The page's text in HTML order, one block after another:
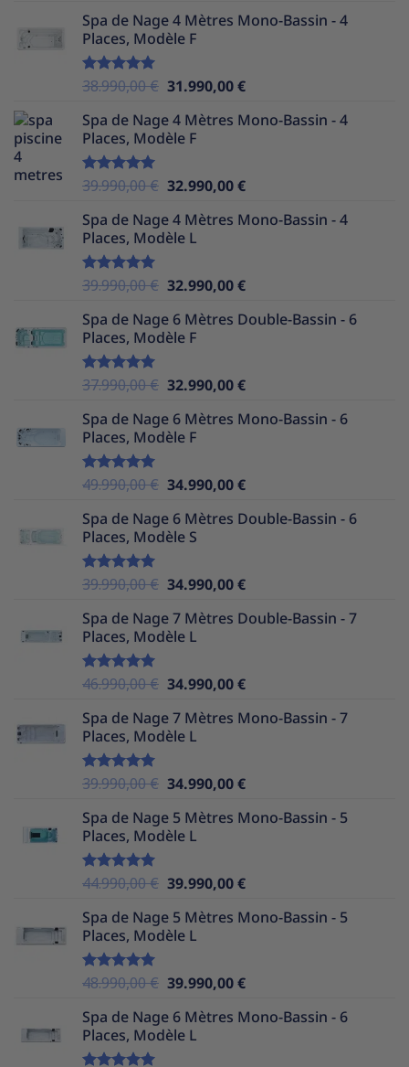
initial
était :
actuel
Spa de Nage 4 Mètres Mono-Bassin - 4
Places, Modèle F
Note5.00
38.990,00€ Le
initial
était :
31.990,00€Le
actuel
Spa de Nage 4 Mètres Mono-Bassin - 4
Places, Modèle F
Note5.00
39.990,00€ Le
initial
était :
32.990,00€Le
actuel
Spa de Nage 4 Mètres Mono-Bassin - 4
Places, Modèle L
Note5.00
39.990,00€ Le
initial
était :
32.990,00€Le
actuel
Spa de Nage 6 Mètres Double-Bassin - 6
Places, Modèle F
Note5.00
37.990,00€ Le
initial
était :
32.990,00€Le
actuel
Spa de Nage 6 Mètres Mono-Bassin - 6
Places, Modèle F
Note5.00
49.990,00€ Le
initial
était :
34.990,00€Le
actuel
Spa de Nage 6 Mètres Double-Bassin - 6
Places, Modèle S
Note5.00
39.990,00€ Le
initial
était :
34.990,00€Le
actuel
Spa de Nage 7 Mètres Double-Bassin - 7
Places, Modèle L
Note5.00
46.990,00€ Le
initial
était :
34.990,00€Le
actuel
Spa de Nage 7 Mètres Mono-Bassin - 7
Places, Modèle L
Note5.00
39.990,00€ Le
initial
était :
34.990,00€Le
actuel
Spa de Nage 5 Mètres Mono-Bassin - 5
Places, Modèle L
Note5.00
44.990,00€ Le
initial
était :
39.990,00€Le
actuel
Spa de Nage 5 Mètres Mono-Bassin - 5
Places, Modèle L
Note5.00
48.990,00€ Le
initial
était :
39.990,00€Le
actuel
Spa de Nage 6 Mètres Mono-Bassin - 6
Places, Modèle L